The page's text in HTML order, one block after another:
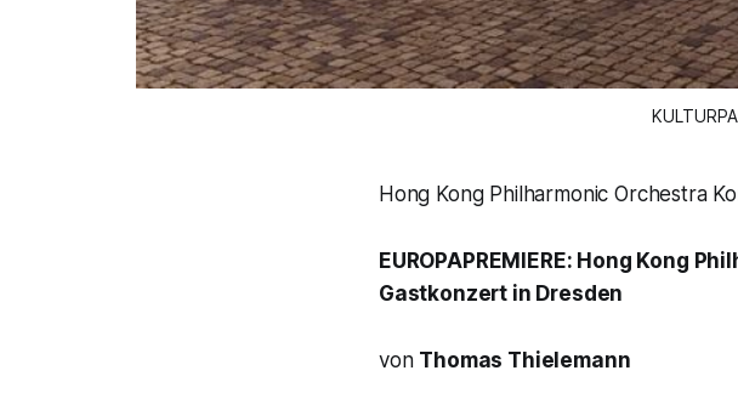
Hong Kong Philharmonic Orchestra
EUROPAPREMIERE: Hong Kong
Gastkonzert in Dresden
von Thomas Thielemann